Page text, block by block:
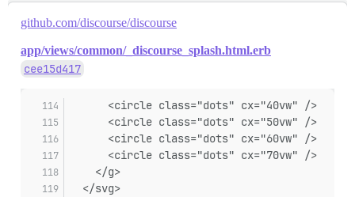
github.com/discourse/discourse
app/views/common/_discourse_splash.html.erb
cee15d417
      <circle class="dots" cx="40vw" />
      <circle class="dots" cx="50vw" />
      <circle class="dots" cx="60vw" />
      <circle class="dots" cx="70vw" />
    </g>
  </svg>